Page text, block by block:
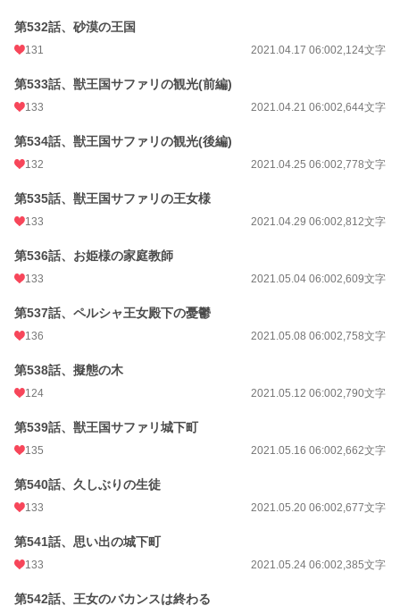
第532話、砂漠の王国
131 2021.04.17 06:002,124文字
第533話、獣王国サファリの観光(前編)
133 2021.04.21 06:002,644文字
第534話、獣王国サファリの観光(後編)
132 2021.04.25 06:002,778文字
第535話、獣王国サファリの王女様
133 2021.04.29 06:002,812文字
第536話、お姫様の家庭教師
133 2021.05.04 06:002,609文字
第537話、ペルシャ王女殿下の憂鬱
136 2021.05.08 06:002,758文字
第538話、擬態の木
124 2021.05.12 06:002,790文字
第539話、獣王国サファリ城下町
135 2021.05.16 06:002,662文字
第540話、久しぶりの生徒
133 2021.05.20 06:002,677文字
第541話、思い出の城下町
133 2021.05.24 06:002,385文字
第542話、王女のバカンスは終わる